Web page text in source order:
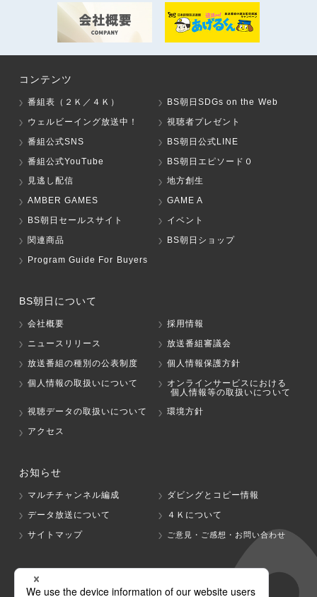
コンテンツ
番組表（２Ｋ／４Ｋ）
BS朝日SDGs on the Web
ウェルビーイング放送中！
視聴者プレゼント
番組公式SNS
BS朝日公式LINE
番組公式YouTube
BS朝日エピソード０
見逃し配信
地方創生
AMBER GAMES
GAME A
BS朝日セールスサイト
イベント
関連商品
BS朝日ショップ
Program Guide For Buyers
BS朝日について
会社概要
採用情報
ニュースリリース
放送番組審議会
放送番組の種別の公表制度
個人情報保護方針
個人情報の取扱いについて
オンラインサービスにおける
個人情報等の取扱いについて
視聴データの取扱いについて
環境方針
アクセス
お知らせ
マルチチャンネル編成
ダビングとコピー情報
データ放送について
４Ｋについて
サイトマップ
ご意見・ご感想・お問い合わせ
グループ会社